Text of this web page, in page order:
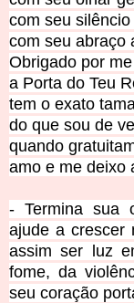
com seu
com seu abraço
Obrigado por
a Porta do Teu
tem o exato
do que sou de
quando
amo e me deixo
- Termina sua
ajude a crescer
assim ser luz
fome, da
seu coração